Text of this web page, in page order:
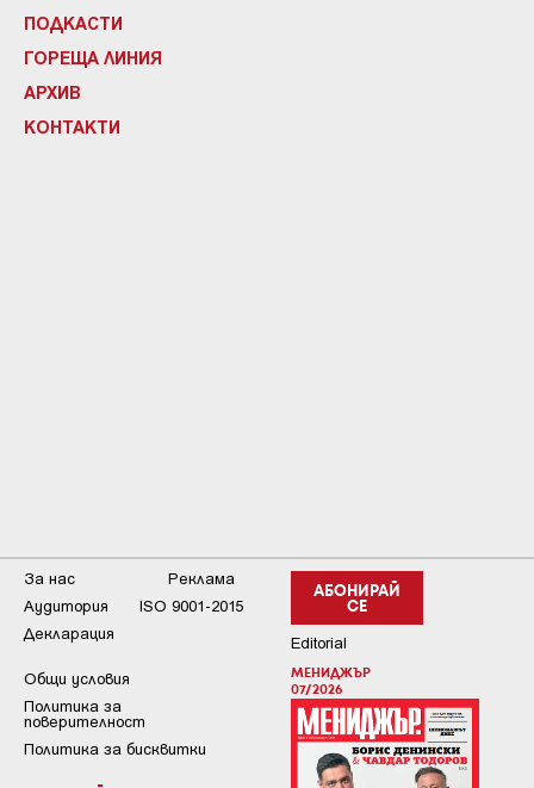
ПОДКАСТИ
ГОРЕЩА ЛИНИЯ
АРХИВ
КОНТАКТИ
АБОНИРАЙ
СЕ
Editorial
МЕНИДЖЪР
07/2026
За нас
Реклама
Аудитория
ISO 9001-2015
Декларация
Общи условия
Пoлитикa зa
пoвepитeлнocт
Политика за бисквитки